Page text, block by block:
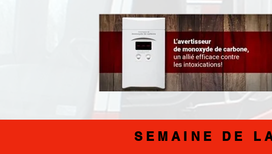
SEMAINE DE